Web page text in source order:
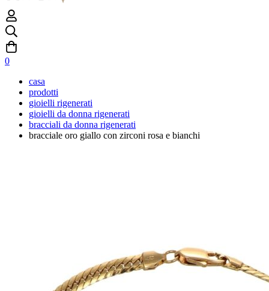
0
casa
prodotti
gioielli rigenerati
gioielli da donna rigenerati
bracciali da donna rigenerati
bracciale oro giallo con zirconi rosa e bianchi